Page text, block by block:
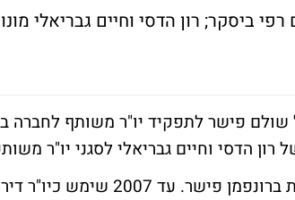
ביסקר; רון הדסי וחיים גבריאלי מונו
שולם פישר לתפקיד יו"ר משותף לחברה
רון הדסי וחיים גבריאלי לסגני יו"ר
שולם פישר שימש כשותף מנהל בקבוצת